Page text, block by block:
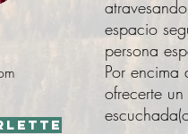
espacio
persona
Por
ofrecerte